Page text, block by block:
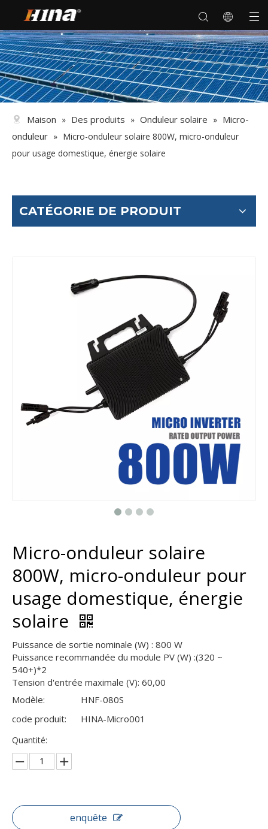
Maison » Des produits » Onduleur solaire » Micro-
onduleur » Micro-onduleur solaire 800W, micro-onduleur
pour usage domestique, énergie solaire
CATÉGORIE DE PRODUIT
Micro-onduleur solaire
800W, micro-onduleur pour
usage domestique, énergie
solaire
Puissance de sortie nominale (W) : 800 W
Puissance recommandée du module PV (W) :(320 ~
540+)*2
Tension d'entrée maximale (V): 60,00
Modèle:
HNF-080S
code produit:
HINA-Micro001
Quantité:
enquête